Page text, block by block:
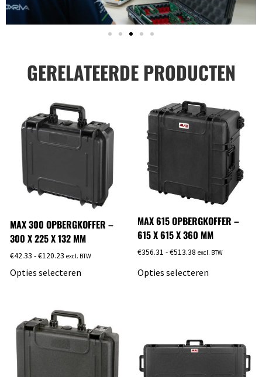
GERELATEERDE PRODUCTEN
MAX 300 OPBERGKOFFER –
300 X 225 X 132 MM
€42.33 -€120.23 excl. BTW
Opties selecteren
MAX 615 OPBERGKOFFER –
615 X 615 X 360 MM
€356.31 -€513.38 excl. BTW
Opties selecteren